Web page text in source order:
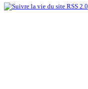
RSS 2.0